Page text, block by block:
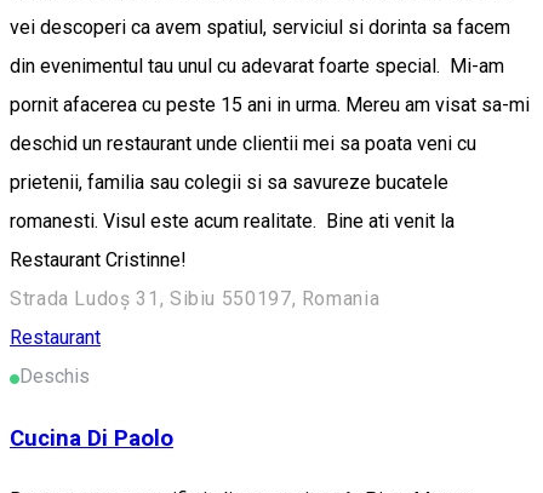
vei descoperi ca avem spatiul, serviciul si dorinta sa facem
din evenimentul tau unul cu adevarat foarte special. Mi-am
pornit afacerea cu peste 15 ani in urma. Mereu am visat sa-mi
deschid un restaurant unde clientii mei sa poata veni cu
prietenii, familia sau colegii si sa savureze bucatele
romanesti. Visul este acum realitate. Bine ati venit la
Restaurant Cristinne!
Strada Ludoș 31, Sibiu 550197, Romania
Restaurant
Deschis
Cucina Di Paolo